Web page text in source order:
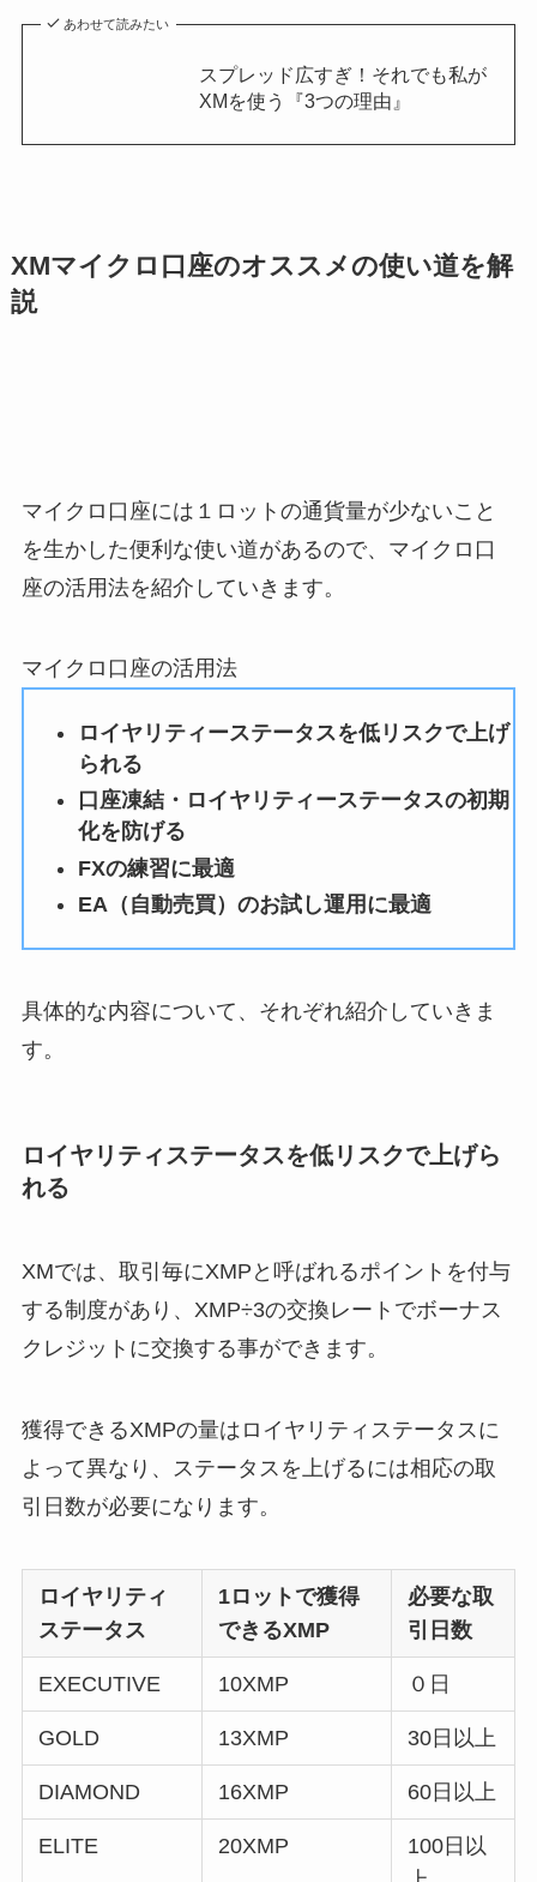
あわせて読みたい
スプレッド広すぎ！それでも私が
XMを使う『3つの理由』
XMマイクロ口座のオススメの使い道を解
説
マイクロ口座には１ロットの通貨量が少ないこと
を生かした便利な使い道があるので、マイクロ口
座の活用法を紹介していきます。
マイクロ口座の活用法
ロイヤリティーステータスを低リスクで上げ
られる
口座凍結・ロイヤリティーステータスの初期
化を防げる
FXの練習に最適
EA（自動売買）のお試し運用に最適
具体的な内容について、それぞれ紹介していきま
す。
ロイヤリティステータスを低リスクで上げら
れる
XMでは、取引毎にXMPと呼ばれるポイントを付与
する制度があり、XMP÷3の交換レートでボーナス
クレジットに交換する事ができます。
獲得できるXMPの量はロイヤリティステータスに
よって異なり、ステータスを上げるには相応の取
引日数が必要になります。
ロイヤリティ
ステータス
1ロットで獲得
できるXMP
必要な取
引日数
EXECUTIVE 10XMP ０日
GOLD 13XMP 30日以上
DIAMOND 16XMP 60日以上
ELITE 20XMP
100日以